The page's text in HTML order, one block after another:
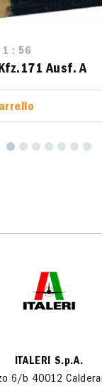
1 : 56
Ausf. A
ITALERI S.p.A.
6/b 40012